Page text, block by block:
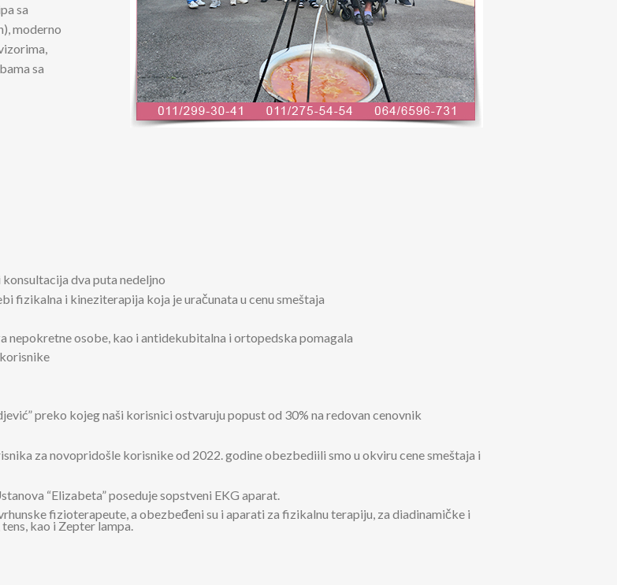
sa
moderno
sa
dva puta nedeljno
fizikalna i kineziterapija koja je uračunata u cenu smeštaja
osobe, kao i antidekubitalna i ortopedska pomagala
preko kojeg naši korisnici ostvaruju popust od 30% na redovan cenovnik
za novopridošle korisnike od 2022. godine obezbediili smo u okviru cene smeštaja i
“Elizabeta” poseduje sopstveni EKG aparat.
fizioterapeute, a obezbeđeni su i aparati za fizikalnu terapiju, za diadinamičke i
kao i Zepter lampa.